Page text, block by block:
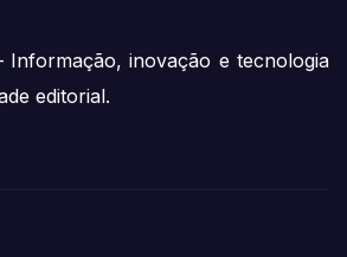
Informação, inovação e tecnologia
editorial.